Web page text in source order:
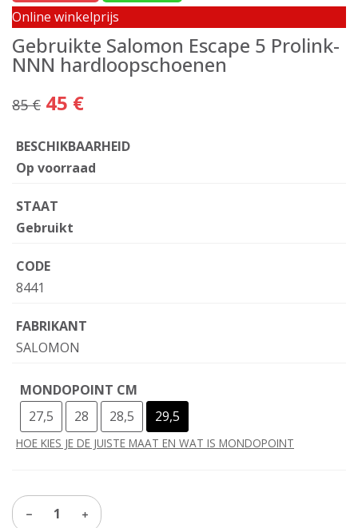
Online winkelprijs
Gebruikte Salomon Escape 5 Prolink-
NNN hardloopschoenen
85 € 45 €
BESCHIKBAARHEID
Op voorraad
STAAT
Gebruikt
CODE
8441
FABRIKANT
SALOMON
MONDOPOINT CM
27,5
28 28,5 29,5
HOE KIES JE DE JUISTE MAAT EN WAT IS MONDOPOINT
1